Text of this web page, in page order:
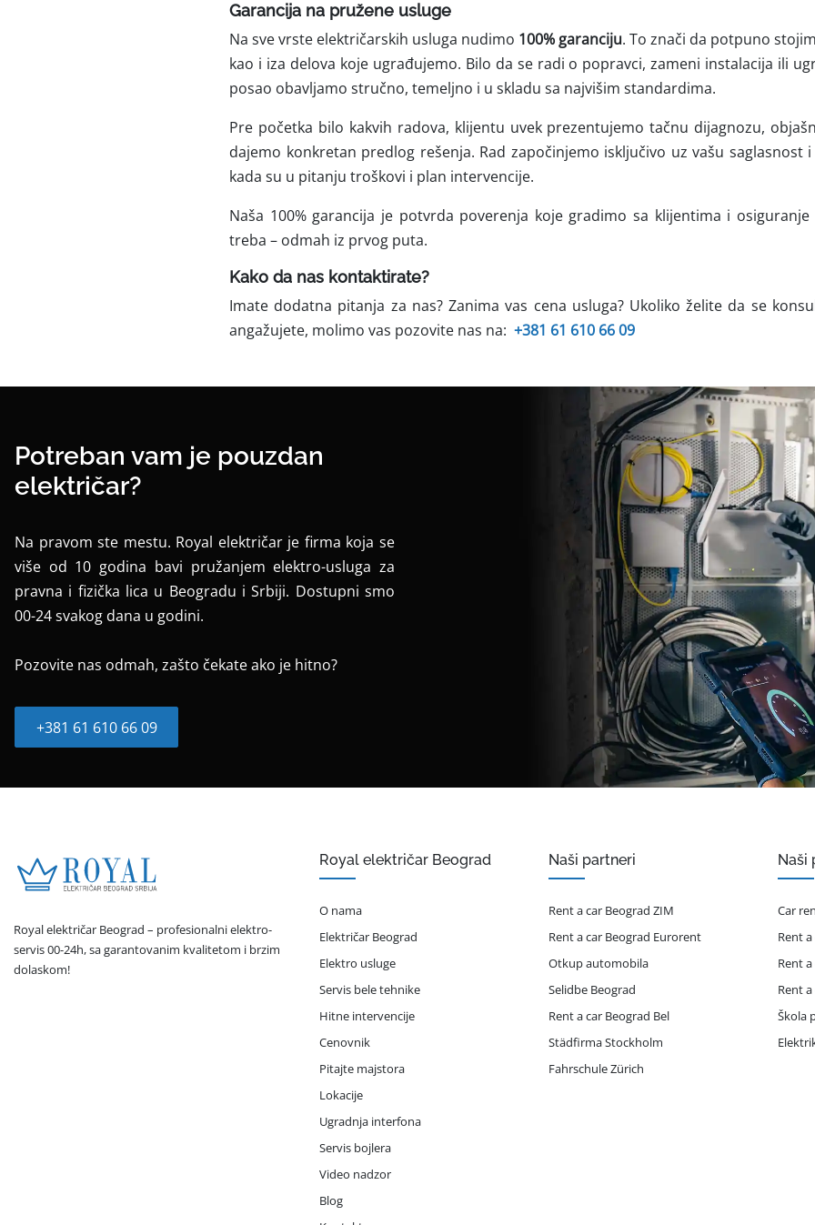
Garancija na pružene usluge
Na sve vrste električarskih usluga nudimo 100% garanciju. To znači da potpuno
kao i iza delova koje ugrađujemo. Bilo da se radi o popravci, zameni instalacija ili
posao obavljamo stručno, temeljno i u skladu sa najvišim standardima.
Pre početka bilo kakvih radova, klijentu uvek prezentujemo tačnu dijagnozu,
dajemo konkretan predlog rešenja. Rad započinjemo isključivo uz vašu
kada su u pitanju troškovi i plan intervencije.
Naša 100% garancija je potvrda poverenja koje gradimo sa klijentima i
treba – odmah iz prvog puta.
Kako da nas kontaktirate?
Imate dodatna pitanja za nas? Zanima vas cena usluga? Ukoliko želite da se
angažujete, molimo vas pozovite nas na: +381 61 610 66 09
Potreban vam je pouzdan
električar?
Na pravom ste mestu. Royal električar je firma koja se
više od 10 godina bavi pružanjem elektro-usluga za
pravna i fizička lica u Beogradu i Srbiji. Dostupni smo
00-24 svakog dana u godini.
Pozovite nas odmah, zašto čekate ako je hitno?
+381 61 610 66 09
Royal električar Beograd – profesionalni elektro-
servis 00-24h, sa garantovanim kvalitetom i brzim
dolaskom!
Royal električar Beograd
O nama
Električar Beograd
Elektro usluge
Servis bele tehnike
Hitne intervencije
Cenovnik
Pitajte majstora
Lokacije
Ugradnja interfona
Servis bojlera
Video nadzor
Blog
Naši partneri
Rent a car Beograd ZIM
Rent a car Beograd Eurorent
Otkup automobila
Selidbe Beograd
Rent a car Beograd Bel
Städfirma Stockholm
Fahrschule Zürich
Naši
Car
Rent
Rent
Rent
Škola